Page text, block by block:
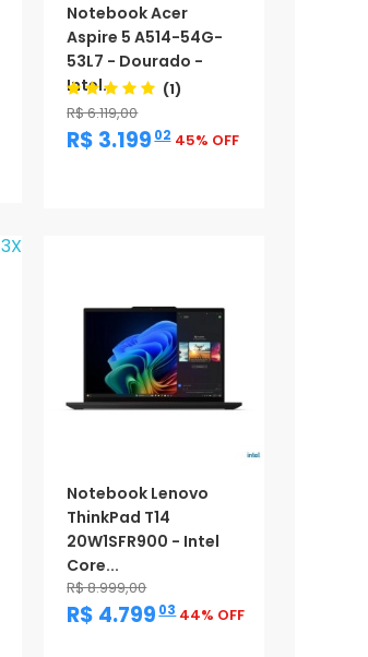
Notebook Acer
Aspire 5 A514-54G-
53L7 - Dourado -
Intel...
(1)
R$ 6.119,00
R$ 3.199 ,02 45% OFF
Notebook Lenovo
ThinkPad T14
20W1SFR900 - Intel
Core...
R$ 8.999,00
R$ 4.799 ,03 44% OFF